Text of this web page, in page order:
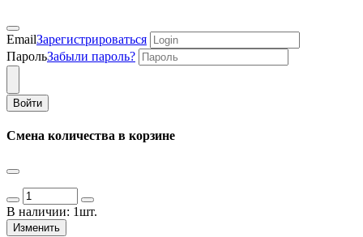
EmailЗарегистрироваться
ПарольЗабыли пароль?
Войти
Смена количества в корзине
В наличии: 1шт.
Изменить